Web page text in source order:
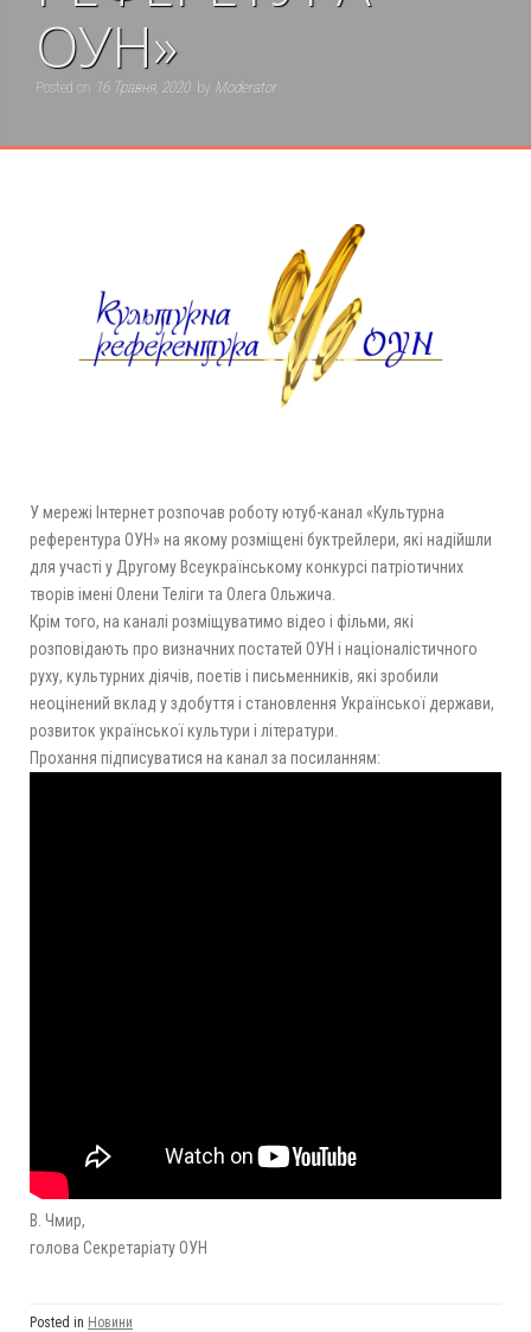
ОУН»
Posted on 16 Травня, 2020 by Moderator
У мережі Інтернет розпочав роботу ютуб-канал «Культурна
референтура ОУН» на якому розміщені буктрейлери, які надійшли
для участі у Другому Всеукраїнському конкурсі патріотичних
творів імені Олени Теліги та Олега Ольжича.
Крім того, на каналі розміщуватимо відео і фільми, які
розповідають про визначних постатей ОУН і націоналістичного
руху, культурних діячів, поетів і письменників, які зробили
неоцінений вклад у здобуття і становлення Української держави,
розвиток української культури і літератури.
Прохання підписуватися на канал за посиланням:
В. Чмир,
голова Секретаріату ОУН
Posted in Новини